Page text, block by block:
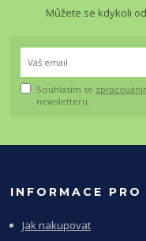
Můžete se kdykoli
Souhlasím se
newsletteru.
INFORMACE
Jak nakupovat